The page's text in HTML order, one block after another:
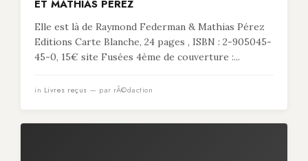
ET MATHIAS PÉREZ
Elle est là de Raymond Federman & Mathias Pérez
Editions Carte Blanche, 24 pages , ISBN : 2-905045-
45-0, 15€ site Fusées 4ème de couverture :...
in Livres reçus — par rÃ©daction